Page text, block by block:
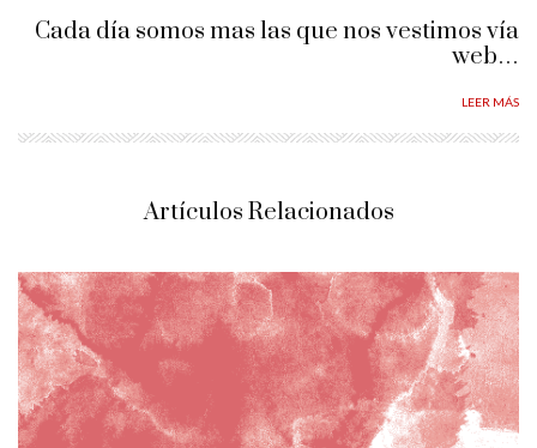
Cada día somos mas las que nos vestimos vía
web…
LEER MÁS
Artículos Relacionados